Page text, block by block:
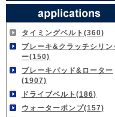
タイミングベルト(360)
ブレーキ&クラッチシリン
ー(150)
ブレーキパッド&ローター
(1907)
ドライブベルト(186)
ウォーターポンプ(157)